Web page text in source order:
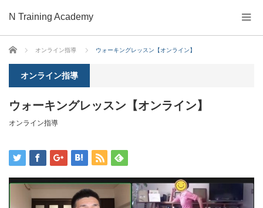
N Training Academy
ホーム オンライン指導 ウォーキングレッスン【オンライン】
オンライン指導
ウォーキングレッスン【オンライン】
オンライン指導